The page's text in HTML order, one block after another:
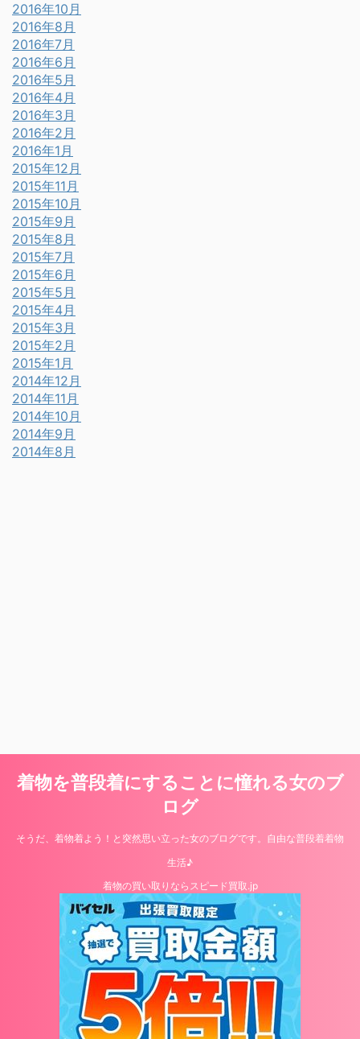
2016年10月
2016年8月
2016年7月
2016年6月
2016年5月
2016年4月
2016年3月
2016年2月
2016年1月
2015年12月
2015年11月
2015年10月
2015年9月
2015年8月
2015年7月
2015年6月
2015年5月
2015年4月
2015年3月
2015年2月
2015年1月
2014年12月
2014年11月
2014年10月
2014年9月
2014年8月
着物を普段着にすることに憧れる女のブ
ログ
そうだ、着物着よう！と突然思い立った女のブログです。自由な普段着着物
生活♪
着物の買い取りならスピード買取.jp